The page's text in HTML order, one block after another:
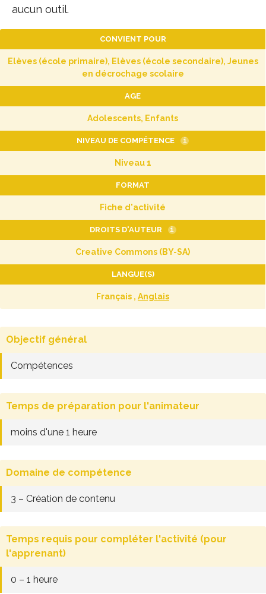
aucun outil.
CONVIENT POUR
Elèves (école primaire), Elèves (école secondaire), Jeunes
en décrochage scolaire
AGE
Adolescents, Enfants
NIVEAU DE COMPÉTENCE i
Niveau 1
FORMAT
Fiche d'activité
DROITS D'AUTEUR i
Creative Commons (BY-SA)
LANGUE(S)
Français , Anglais
Objectif général
Compétences
Temps de préparation pour l'animateur
moins d'une 1 heure
Domaine de compétence
3 – Création de contenu
Temps requis pour compléter l'activité (pour
l'apprenant)
0 – 1 heure